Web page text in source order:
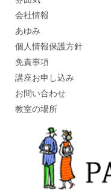
会社情報
あゆみ
個人情報保護方針
免責事項
講座お申し込み
お問い合わせ
教室の場所